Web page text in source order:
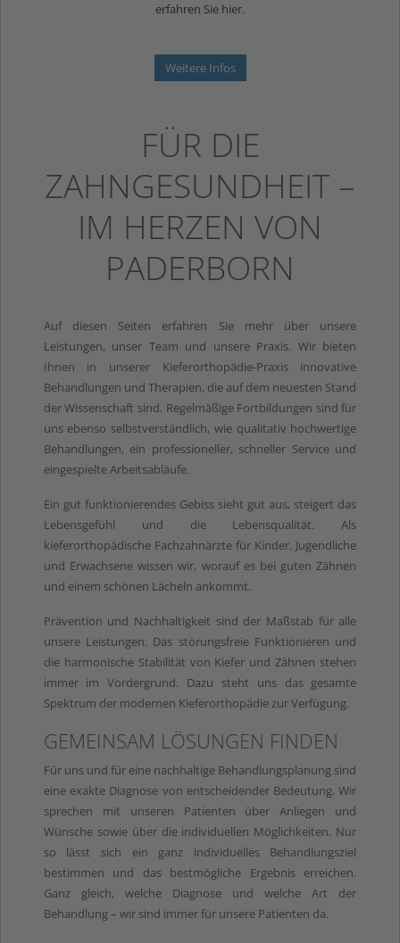
erfahren Sie hier.
Weitere Infos
FÜR DIE
ZAHNGESUNDHEIT –
IM HERZEN VON
PADERBORN
Auf diesen Seiten erfahren Sie mehr über unsere
Leistungen, unser Team und unsere Praxis. Wir bieten
Ihnen in unserer Kieferorthopädie-Praxis innovative
Behandlungen und Therapien, die auf dem neuesten Stand
der Wissenschaft sind. Regelmäßige Fortbildungen sind für
uns ebenso selbstverständlich, wie qualitativ hochwertige
Behandlungen, ein professioneller, schneller Service und
eingespielte Arbeitsabläufe.
Ein gut funktionierendes Gebiss sieht gut aus, steigert das
Lebensgefühl und die Lebensqualität. Als
kieferorthopädische Fachzahnärzte für Kinder, Jugendliche
und Erwachsene wissen wir, worauf es bei guten Zähnen
und einem schönen Lächeln ankommt.
Prävention und Nachhaltigkeit sind der Maßstab für alle
unsere Leistungen. Das störungsfreie Funktionieren und
die harmonische Stabilität von Kiefer und Zähnen stehen
immer im Vordergrund. Dazu steht uns das gesamte
Spektrum der modernen Kieferorthopädie zur Verfügung.
GEMEINSAM LÖSUNGEN FINDEN
Für uns und für eine nachhaltige Behandlungsplanung sind
eine exakte Diagnose von entscheidender Bedeutung. Wir
sprechen mit unseren Patienten über Anliegen und
Wünsche sowie über die individuellen Möglichkeiten. Nur
so lässt sich ein ganz individuelles Behandlungsziel
bestimmen und das bestmögliche Ergebnis erreichen.
Ganz gleich, welche Diagnose und welche Art der
Behandlung – wir sind immer für unsere Patienten da.